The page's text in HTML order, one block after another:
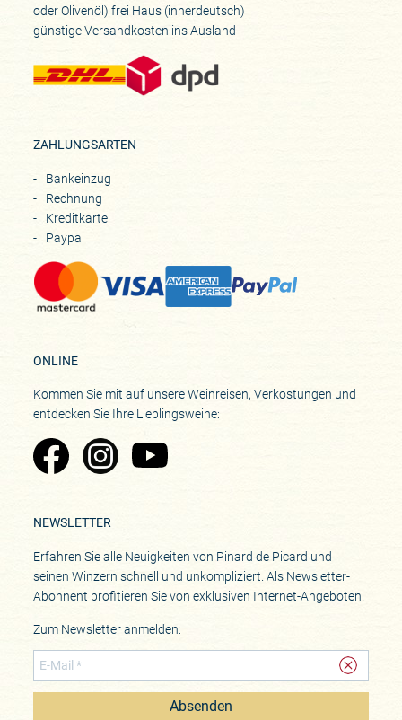
oder Olivenöl) frei Haus (innerdeutsch)
günstige Versandkosten ins Ausland
ZAHLUNGSARTEN
Bankeinzug
Rechnung
Kreditkarte
Paypal
ONLINE
Kommen Sie mit auf unsere Weinreisen, Verkostungen und
entdecken Sie Ihre Lieblingsweine:
Zu Pinard's Facebook-Seite
Zu Pinard's Instagram-Seite
Zu Pinard's YouTube-Seite
NEWSLETTER
Erfahren Sie alle Neuigkeiten von Pinard de Picard und
seinen Winzern schnell und unkompliziert. Als Newsletter-
Abonnent profitieren Sie von exklusiven Internet-Angeboten.
Zum Newsletter anmelden:
Absenden